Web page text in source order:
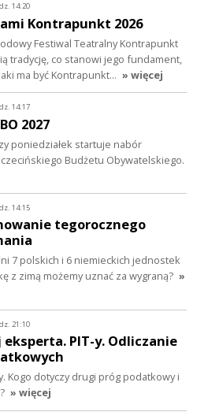
14:20
Kontrapunkt 2026
Festiwal Teatralny Kontrapunkt
tradycję, co stanowi jego fundament,
ma być Kontrapunkt… » więcej
14:17
2027
poniedziałek startuje nabór
Budżetu Obywatelskiego.
14:15
tegorocznego
7 polskich i 6 niemieckich jednostek
z zimą możemy uznać za wygraną? »
21:10
PIT-y. Odliczanie
Kogo dotyczy drugi próg podatkowy i
» więcej